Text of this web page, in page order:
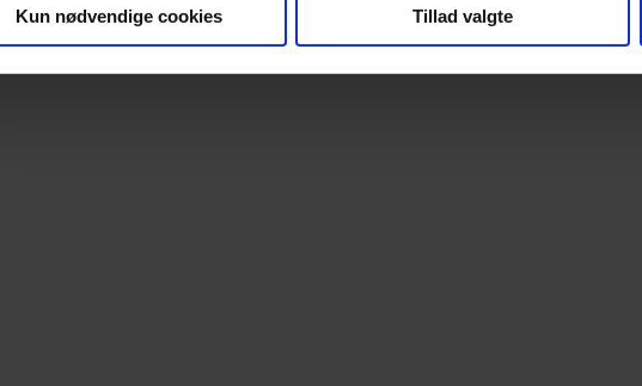
Kun nødvendige cookies Tillad valgte